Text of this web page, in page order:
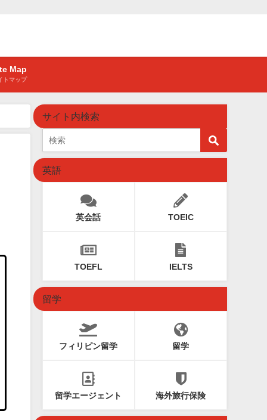
Map
トマップ
サイト内検索
英語
英会話 TOEIC
TOEFL IELTS
留学
フィリピン留学 留学
留学エージェント 海外旅行保険